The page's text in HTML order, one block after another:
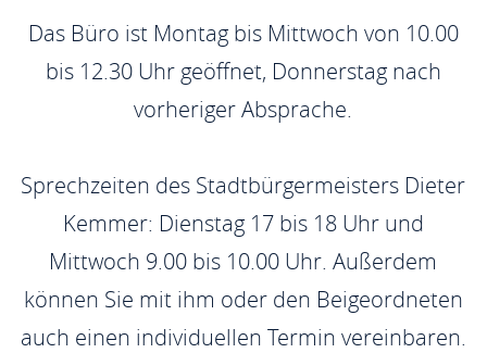
Das Büro ist Montag bis Mittwoch von 10.00
bis 12.30 Uhr geöffnet, Donnerstag nach
vorheriger Absprache.
Sprechzeiten des Stadtbürgermeisters Dieter
Kemmer: Dienstag 17 bis 18 Uhr und
Mittwoch 9.00 bis 10.00 Uhr. Außerdem
können Sie mit ihm oder den Beigeordneten
auch einen individuellen Termin vereinbaren.